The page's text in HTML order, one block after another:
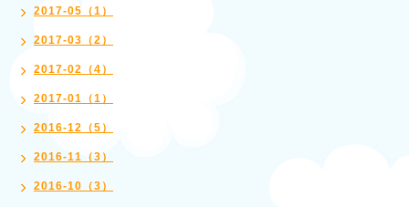
2017-05（1）
2017-03（2）
2017-02（4）
2017-01（1）
2016-12（5）
2016-11（3）
2016-10（3）